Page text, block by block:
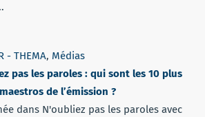
- THEMA, Médias
pas les paroles : qui sont les 10 plus
de l’émission ?
dans N'oubliez pas les paroles avec